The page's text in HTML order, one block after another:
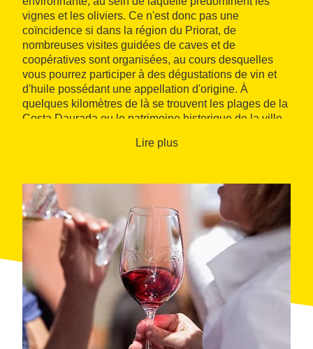
vignes et les oliviers. Ce n'est donc pas une
coïncidence si dans la région du Priorat, de
nombreuses visites guidées de caves et de
coopératives sont organisées, au cours desquelles
vous pourrez participer à des dégustations de vin et
d'huile possédant une appellation d'origine. À
quelques kilomètres de là se trouvent les plages de la
Costa Daurada ou le patrimoine historique de la ville
Lire plus